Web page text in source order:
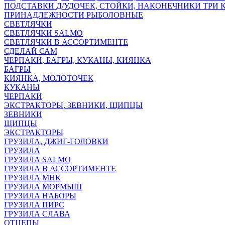
ПОДСТАВКИ Д/УДОЧЕК, СТОЙКИ, НАКОНЕЧНИКИ ТРИ
ПРИНАДЛЕЖНОСТИ РЫБОЛОВНЫЕ
СВЕТЛЯЧКИ
СВЕТЛЯЧКИ SALMO
СВЕТЛЯЧКИ В АССОРТИМЕНТЕ
СДЕЛАЙ САМ
ЧЕРПАКИ, БАГРЫ, КУКАНЫ, КИЯНКА
БАГРЫ
КИЯНКА, МОЛОТОЧЕК
КУКАНЫ
ЧЕРПАКИ
ЭКСТРАКТОРЫ, ЗЕВНИКИ, ЩИПЦЫ
ЗЕВНИКИ
ЩИПЦЫ
ЭКСТРАКТОРЫ
ГРУЗИЛА, ДЖИГ-ГОЛОВКИ
ГРУЗИЛА
ГРУЗИЛА SALMO
ГРУЗИЛА В АССОРТИМЕНТЕ
ГРУЗИЛА МНК
ГРУЗИЛА МОРМЫШ
ГРУЗИЛА НАБОРЫ
ГРУЗИЛА ПИРС
ГРУЗИЛА СЛАВА
ОТЦЕПЫ